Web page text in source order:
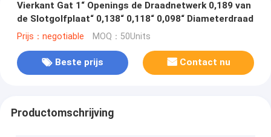
Vierkant Gat 1“ Openings de Draadnetwerk 0,189 van
de Slotgolfplaat“ 0,138“ 0,118“ 0,098“ Diameterdraad
Prijs：negotiable MOQ：50Units
Beste prijs Contact nu
Productomschrijving